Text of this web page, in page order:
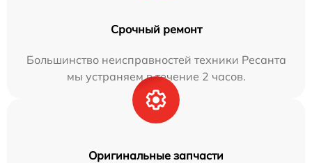
Срочный ремонт
Большинство неисправностей техники Ресанта
мы устраняем в течение 2 часов.
Оригинальные запчасти